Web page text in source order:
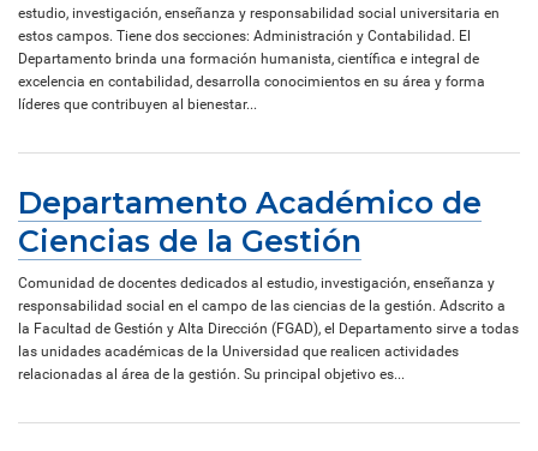
estudio, investigación, enseñanza y responsabilidad social universitaria en
estos campos. Tiene dos secciones: Administración y Contabilidad. El
Departamento brinda una formación humanista, científica e integral de
excelencia en contabilidad, desarrolla conocimientos en su área y forma
líderes que contribuyen al bienestar...
Departamento Académico de
Ciencias de la Gestión
Comunidad de docentes dedicados al estudio, investigación, enseñanza y
responsabilidad social en el campo de las ciencias de la gestión. Adscrito a
la Facultad de Gestión y Alta Dirección (FGAD), el Departamento sirve a todas
las unidades académicas de la Universidad que realicen actividades
relacionadas al área de la gestión. Su principal objetivo es...